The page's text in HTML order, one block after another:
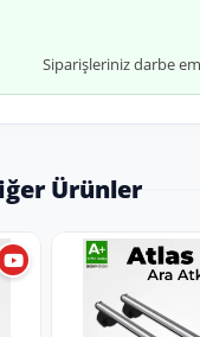
Siparişleriniz darbe
Ürünler